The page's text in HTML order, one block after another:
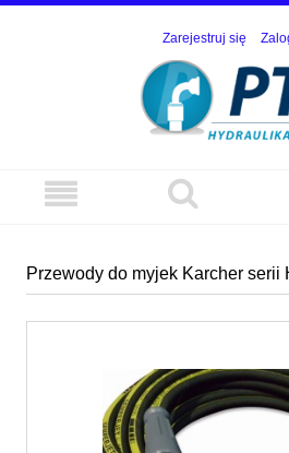
Zarejestruj się
Przewody do myjek Karcher serii